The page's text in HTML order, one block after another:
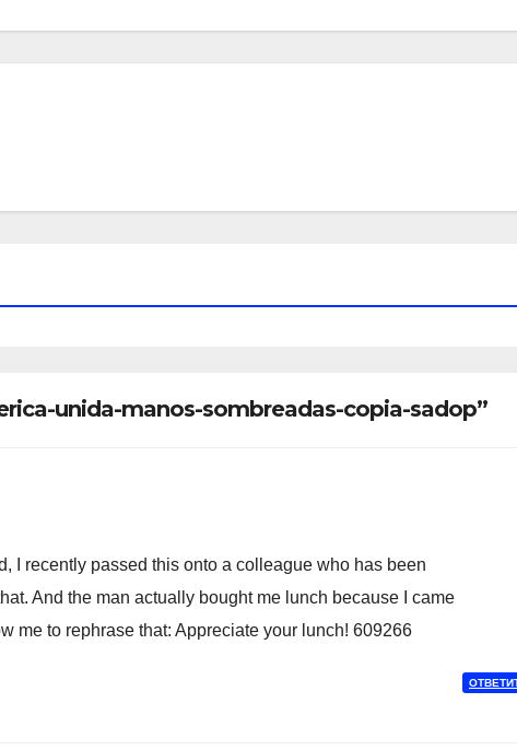
unida-manos-sombreadas-copia-sadop”
I recently passed this onto a colleague who has been
And the man actually bought me lunch because I came
me to rephrase that: Appreciate your lunch! 609266